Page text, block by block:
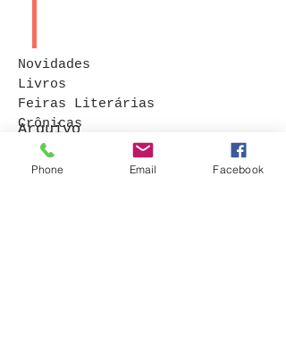
Novidades
Livros
Feiras Literárias
Crônicas
Contos
Arquivo
Procurar por tags
Phone Email Facebook